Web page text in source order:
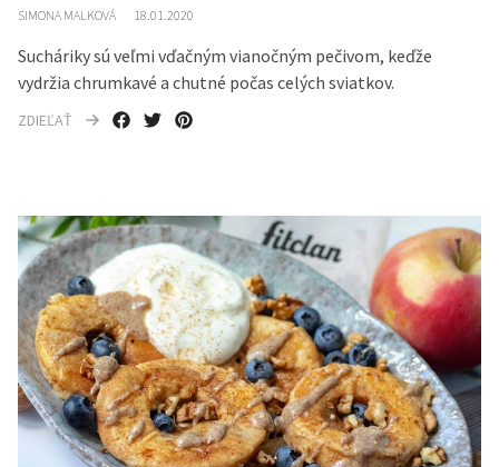
SIMONA MALKOVÁ 18.01.2020
Sucháriky sú veľmi vďačným vianočným pečivom, keďže
vydržia chrumkavé a chutné počas celých sviatkov.
ZDIEĽAŤ